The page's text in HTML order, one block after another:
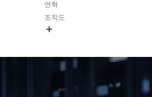
연혁
조직도
연구원 고객헌장
주요업무연락처